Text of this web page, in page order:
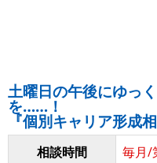
土曜日の午後にゆっ
を……！
『個別キャリア形成相
相談時間
毎月/